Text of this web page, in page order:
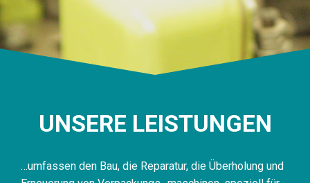
UNSERE LEISTUNGEN
…umfassen den Bau, die Reparatur, die Überholung und